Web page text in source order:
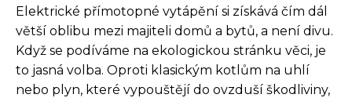
Elektrické přímotopné vytápění si získává čím dál
větší oblibu mezi majiteli domů a bytů, a není divu.
Když se podíváme na ekologickou stránku věci, je
to jasná volba. Oproti klasickým kotlům na uhlí
nebo plyn, které vypouštějí do ovzduší škodliviny,